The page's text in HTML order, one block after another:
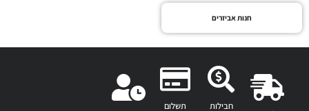
חנות אביזרים
חבילות
תשלום